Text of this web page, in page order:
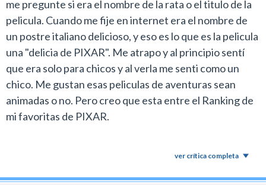
me pregunte si era el nombre de la rata o el titulo de la
pelicula. Cuando me fije en internet era el nombre de
un postre italiano delicioso, y eso es lo que es la pelicula
una "delicia de PIXAR". Me atrapo y al principio sentí
que era solo para chicos y al verla me senti como un
chico. Me gustan esas peliculas de aventuras sean
animadas o no. Pero creo que esta entre el Ranking de
mi favoritas de PIXAR.
ver crítica completa